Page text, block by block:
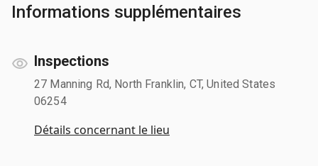
Informations supplémentaires
Inspections
27 Manning Rd, North Franklin, CT, United States
06254
Détails concernant le lieu